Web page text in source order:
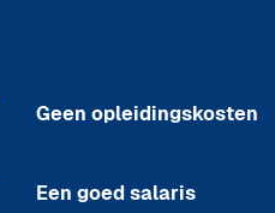
Geen opleidingskosten
Een goed salaris